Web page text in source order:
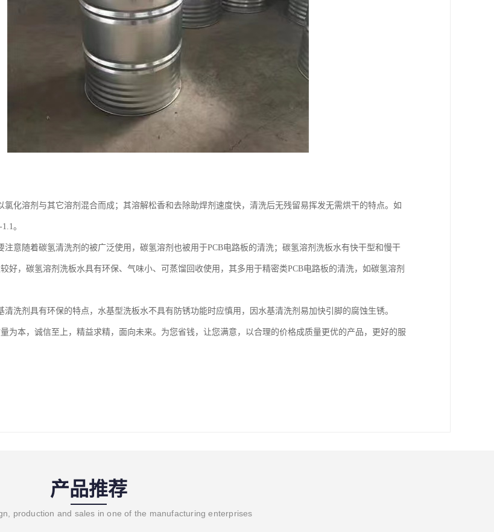
氯化溶剂与其它溶剂混合而成；其溶解松香和去除助焊剂速度快，清洗后无残留易挥发无需烘干的特点。如
。
注意随着碳氢清洗剂的被广泛使用，碳氢溶剂也被用于PCB电路板的清洗；碳氢溶剂洗板水有快干型和慢干
好，碳氢溶剂洗板水具有环保、气味小、可蒸馏回收使用，其多用于精密类PCB电路板的清洗，如碳氢溶剂
清洗剂具有环保的特点，水基型洗板水不具有防锈功能时应慎用，因水基清洗剂易加快引脚的腐蚀生锈。
为本，诚信至上，精益求精，面向未来。为您省钱，让您满意，以合理的价格成质量更优的产品，更好的服
产品推荐
production and sales in one of the manufacturing enterprises